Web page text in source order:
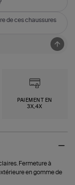
de ces chaussures
PAIEMENT EN
3X,4X
Fermeture à
en gomme de